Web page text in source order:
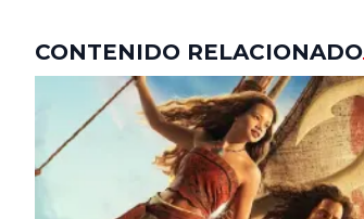
CONTENIDO RELACIONADO